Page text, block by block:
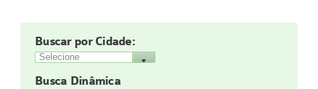
SEJA UM ASSOCIADO
VAGAS
Buscar por Cidade:
Busca Dinâmica